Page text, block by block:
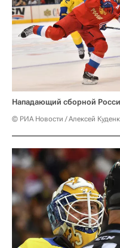
Нападающий сборной
© РИА Новости / Алексей